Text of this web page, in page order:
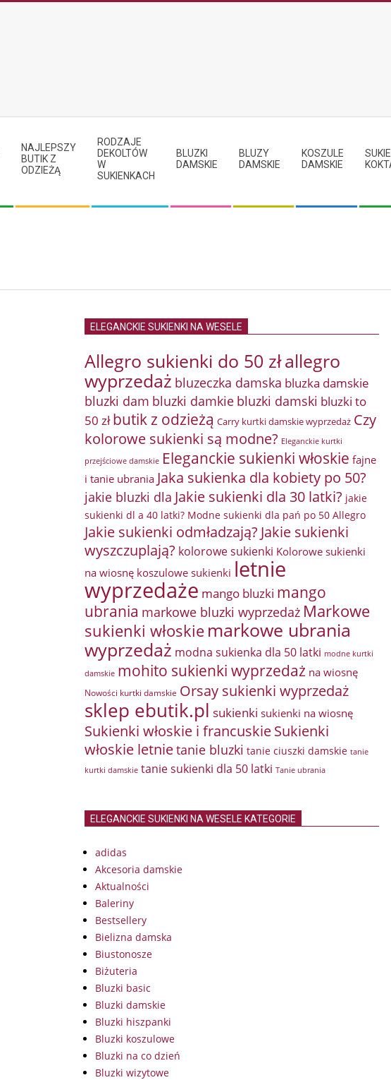
NAJLEPSZY
BUTIK Z
ODZIEŻĄ
RODZAJE
DEKOLTÓW
W
SUKIENKACH
BLUZKI
DAMSKIE
BLUZY
DAMSKIE
KOSZULE
DAMSKIE
ELEGANCKIE SUKIENKI NA WESELE
Allegro sukienki do 50 złallegro
wyprzedaż bluzeczka damska bluzka damskie
bluzki dam bluzki damkie bluzki damski bluzki to
50 zł butik z odzieżą Carry kurtki damskie wyprzedaż Czy
kolorowe sukienki są modne? Eleganckie kurtki
przejściowe damskie Eleganckie sukienki włoskie fajne
i tanie ubrania Jaka sukienka dla kobiety po 50?
jakie bluzki dla Jakie sukienki dla 30 latki? jakie
sukienki dl a 40 latki? Modne sukienki dla pań po 50 Allegro
Jakie sukienki odmładzają? Jakie sukienki
wyszczuplają? kolorowe sukienki Kolorowe sukienki
na wiosnę koszulowe sukienki letnie
wyprzedaże mango bluzki mango
ubrania markowe bluzki wyprzedaż Markowe
sukienki włoskie markowe ubrania
wyprzedaż modna sukienka dla 50 latki modne kurtki
damskie mohito sukienki wyprzedaż na wiosnę
Nowości kurtki damskie Orsay sukienki wyprzedaż
sklep ebutik.pl sukienki sukienki na wiosnę
Sukienki włoskie i francuskieSukienki
włoskie letnietanie bluzki tanie ciuszki damskie tanie
kurtki damskie tanie sukienki dla 50 latki Tanie ubrania
ELEGANCKIE SUKIENKI NA WESELE KATEGORIE
adidas
Akcesoria damskie
Aktualności
Baleriny
Bestsellery
Bielizna damska
Biustonosze
Biżuteria
Bluzki basic
Bluzki damskie
Bluzki hiszpanki
Bluzki koszulowe
Bluzki na co dzień
Bluzki wizytowe